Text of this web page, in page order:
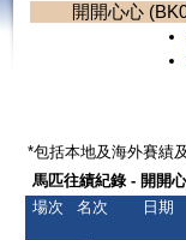
開開心心
*包括本地及海外賽績
馬匹往績紀錄 - 開開
場次
名次 日期